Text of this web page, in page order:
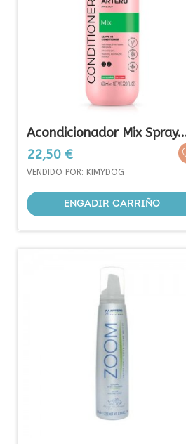
Acondicionador Mix
Prezo
22,50 €
VENDIDO POR: KIMYDOG
ENGADIR CARRIÑO